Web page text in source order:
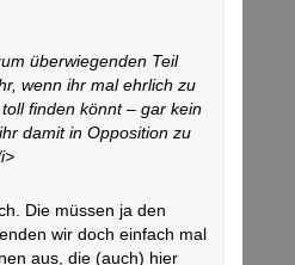
überwiegenden Teil
wenn ihr mal ehrlich zu
finden könnt – gar kein
damit in Opposition zu
Die müssen ja den
wir doch einfach mal
aus, die (auch) hier